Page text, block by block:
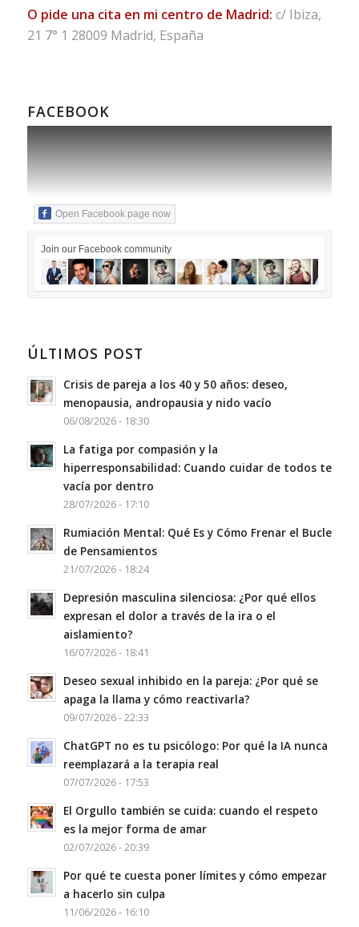
O pide una cita en mi centro de Madrid: c/ Ibiza,
21 7° 1 28009 Madrid, España
FACEBOOK
Open Facebook page now
Join our Facebook community
ÚLTIMOS POST
Crisis de pareja a los 40 y 50 años: deseo,
menopausia, andropausia y nido vacío
06/08/2026 - 18:30
La fatiga por compasión y la
hiperresponsabilidad: Cuando cuidar de todos te
vacía por dentro
28/07/2026 - 17:10
Rumiación Mental: Qué Es y Cómo Frenar el Bucle
de Pensamientos
21/07/2026 - 18:24
Depresión masculina silenciosa: ¿Por qué ellos
expresan el dolor a través de la ira o el
aislamiento?
16/07/2026 - 18:41
Deseo sexual inhibido en la pareja: ¿Por qué se
apaga la llama y cómo reactivarla?
09/07/2026 - 22:33
ChatGPT no es tu psicólogo: Por qué la IA nunca
reemplazará a la terapia real
07/07/2026 - 17:53
El Orgullo también se cuida: cuando el respeto
es la mejor forma de amar
02/07/2026 - 20:39
Por qué te cuesta poner límites y cómo empezar
a hacerlo sin culpa
11/06/2026 - 16:10